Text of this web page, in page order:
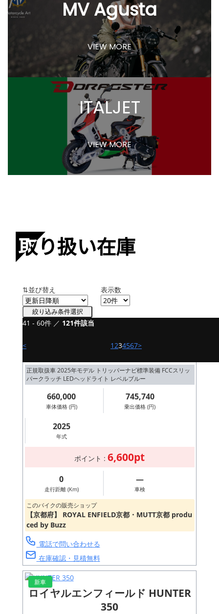
MV Agusta
VIEW MORE
ITALJET
VIEW MORE
取り扱い在庫
⇅並び替え 表示数
絞り込み条件選択
41 - 60件 ／ 121件該当
< 1 234567>
新車
ロイヤルエンフィールド HUNTER
正規取扱車 2025年モデル トリッパーナビ標準装備 FCCスリッ
パークラッチ LEDヘッドライト レベルブルー
660,000
車体価格 (円)
745,740
乗出価格 (円)
2025
年式
ポイント : 6,600pt
0
走行距離 (Km)
―
車検
このバイクの販売ショップ
【京都府】 ROYAL ENFIELD京都・MUTT京都 produ
ced by Buzz
電話で問い合わせる
在庫確認・見積無料
新車
ロイヤルエンフィールド HUNTER
350